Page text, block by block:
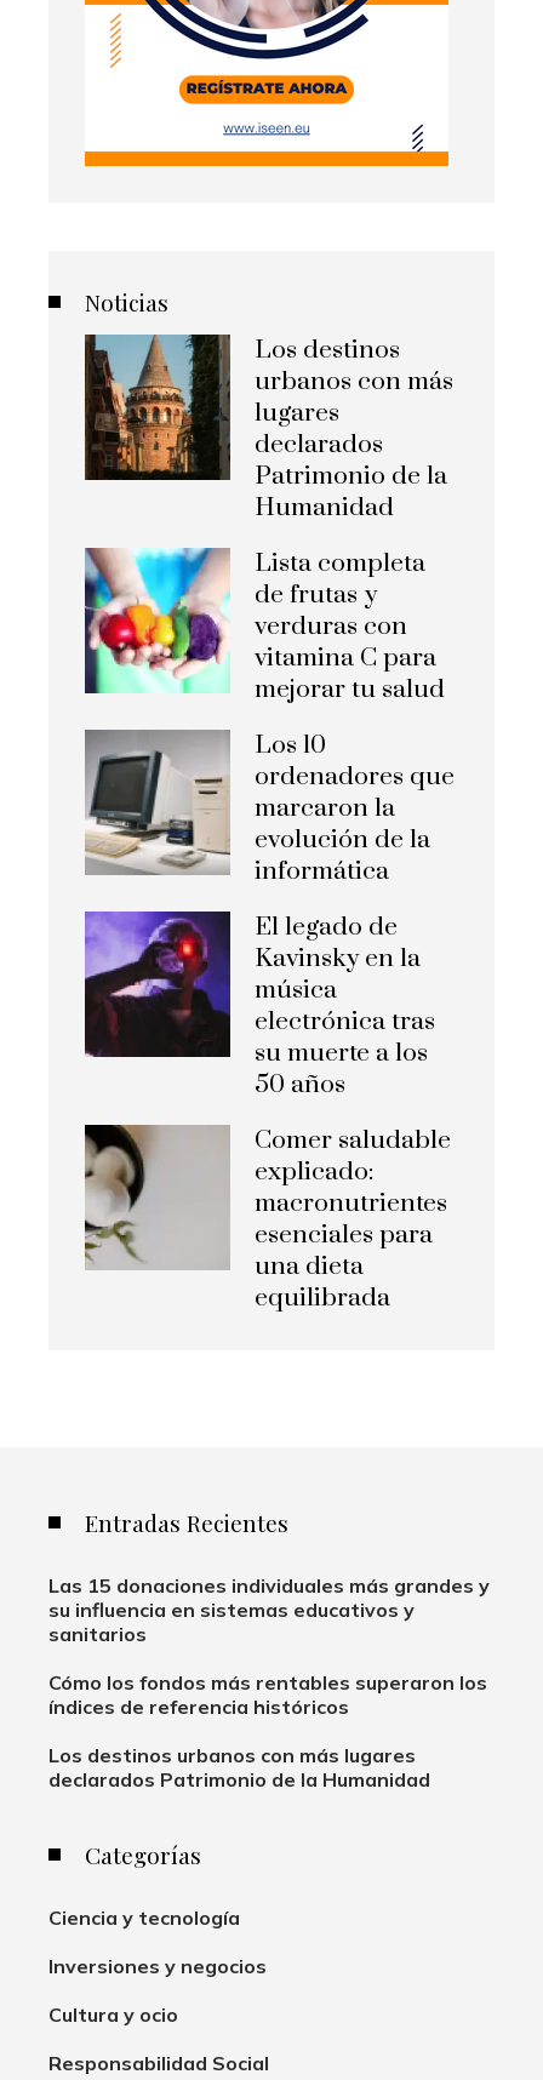
Noticias
Los destinos
urbanos con más
lugares
declarados
Patrimonio de la
Humanidad
Lista completa
de frutas y
verduras con
vitamina C para
mejorar tu salud
Los 10
ordenadores que
marcaron la
evolución de la
informática
El legado de
Kavinsky en la
música
electrónica tras
su muerte a los
50 años
Comer saludable
explicado:
macronutrientes
esenciales para
una dieta
equilibrada
Entradas Recientes
Las 15 donaciones individuales más grandes y
su influencia en sistemas educativos y
sanitarios
Cómo los fondos más rentables superaron los
índices de referencia históricos
Los destinos urbanos con más lugares
declarados Patrimonio de la Humanidad
Categorías
Ciencia y tecnología
Inversiones y negocios
Cultura y ocio
Responsabilidad Social